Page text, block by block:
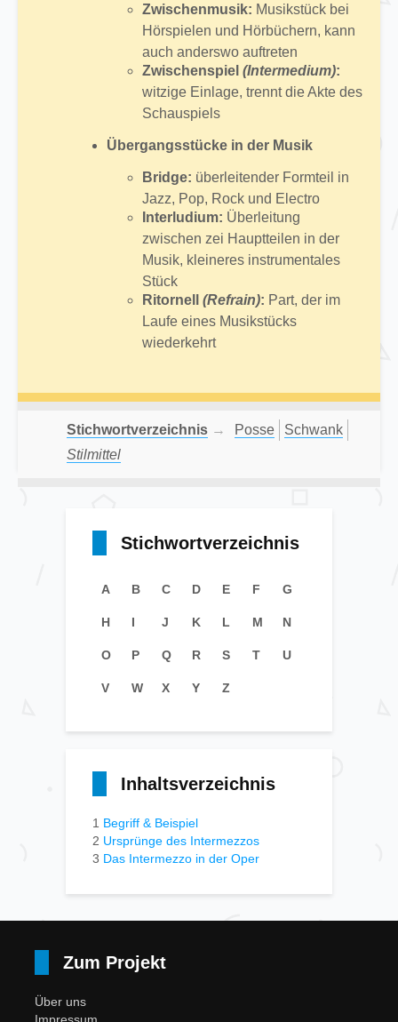
Zwischenmusik: Musikstück bei
Hörspielen und Hörbüchern, kann
auch anderswo auftreten
Zwischenspiel (Intermedium):
witzige Einlage, trennt die Akte des
Schauspiels
Übergangsstücke in der Musik
Bridge: überleitender Formteil in
Jazz, Pop, Rock und Electro
Interludium: Überleitung
zwischen zei Hauptteilen in der
Musik, kleineres instrumentales
Stück
Ritornell (Refrain): Part, der im
Laufe eines Musikstücks
wiederkehrt
Stichwortverzeichnis → Posse
Schwank
Stilmittel
Stichwortverzeichnis
A B C D E F G
H I J K L M N
O P Q R S T U
V W X Y Z
Inhaltsverzeichnis
1 Begriff & Beispiel
2 Ursprünge des Intermezzos
3 Das Intermezzo in der Oper
Zum Projekt
Über uns
Impressum